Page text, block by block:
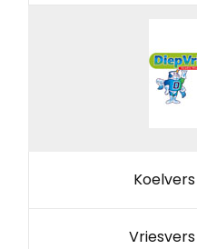
Koelvers
Vriesvers